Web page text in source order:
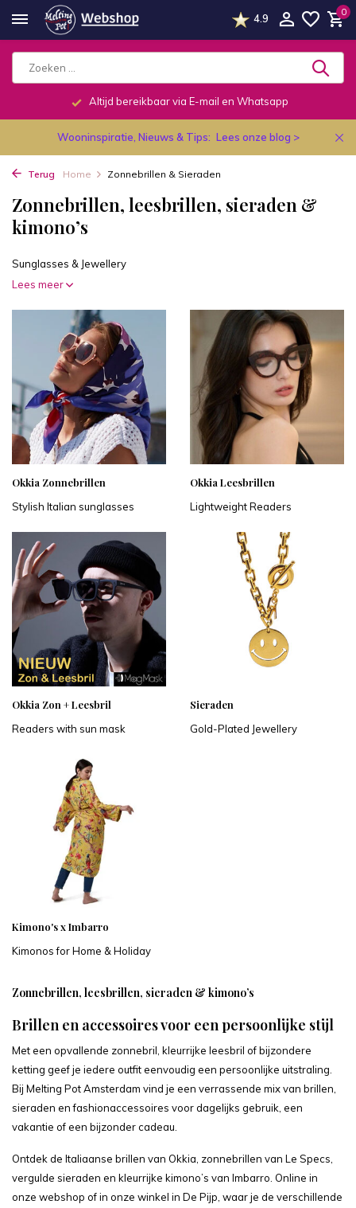
4.9
0
Altijd bereikbaar via E-mail en Whatsapp
Wooninspiratie, Nieuws & Tips: Lees onze blog >
Terug Home Zonnebrillen & Sieraden
Zonnebrillen, leesbrillen, sieraden &
kimono’s
Sunglasses & Jewellery
Lees meer
Okkia Zonnebrillen
Stylish Italian sunglasses
Okkia Leesbrillen
Lightweight Readers
Okkia Zon + Leesbril
Readers with sun mask
Sieraden
Gold-Plated Jewellery
Kimono's x Imbarro
Kimonos for Home & Holiday
Zonnebrillen, leesbrillen, sieraden & kimono’s
Brillen en accessoires voor een persoonlijke stijl
Met een opvallende zonnebril, kleurrijke leesbril of bijzondere
ketting geef je iedere outfit eenvoudig een persoonlijke uitstraling.
Bij Melting Pot Amsterdam vind je een verrassende mix van brillen,
sieraden en fashionaccessoires voor dagelijks gebruik, een
vakantie of een bijzonder cadeau.
Ontdek de Italiaanse brillen van Okkia, zonnebrillen van Le Specs,
vergulde sieraden en kleurrijke kimono’s van Imbarro. Online in
onze webshop of in onze winkel in De Pijp, waar je de verschillende